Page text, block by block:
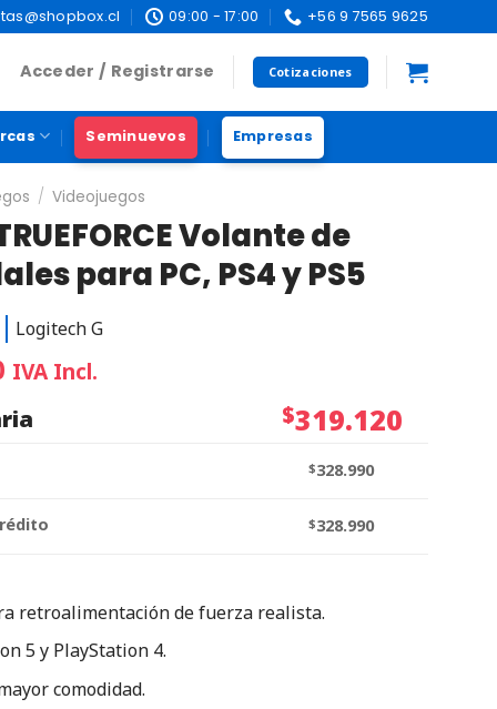
09:00 - 17:00 +56 9 7565 9625
Acceder / Registrarse Cotizaciones
Seminuevos Empresas
/ Videojuegos
Volante de
para PC, PS4 y PS5
Logitech G
IVA Incl.
$319.120
$328.990
$328.990
retroalimentación de fuerza realista.
5 y PlayStation 4.
comodidad.